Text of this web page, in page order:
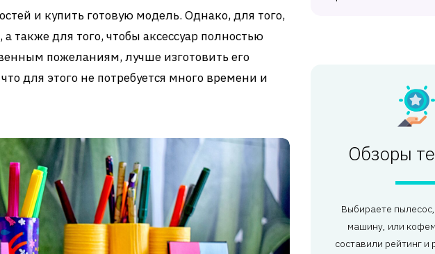
и купить готовую модель. Однако, для того,
также для того, чтобы аксессуар полностью
пожеланиям, лучше изготовить его
для этого не потребуется много времени и
Обзоры
Выбираете
машину, или
составили рейтинг и